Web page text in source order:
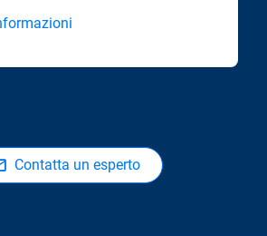
Contatta un esperto